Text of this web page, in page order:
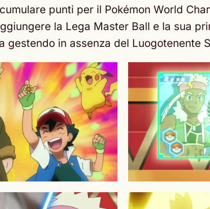
punti per il Pokémon World
la Lega Master Ball e la sua
gestendo in assenza del Luogotenente